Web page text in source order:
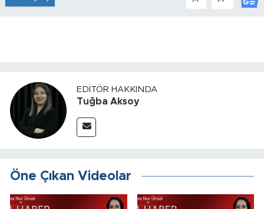
EDITÖR HAKKINDA
Tuğba Aksoy
Öne Çıkan Videolar